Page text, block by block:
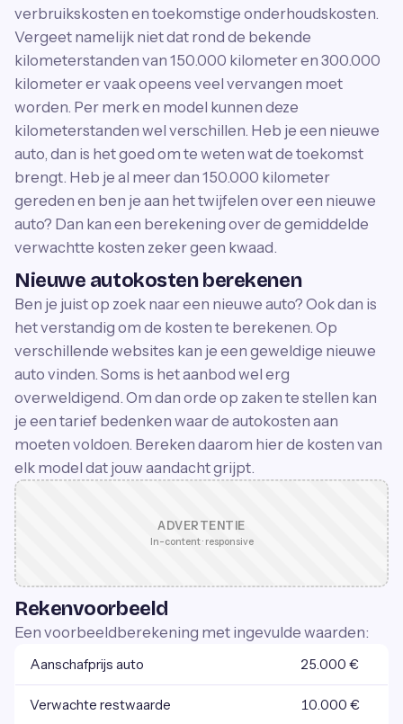
verbruikskosten en toekomstige onderhoudskosten.
Vergeet namelijk niet dat rond de bekende
kilometerstanden van 150.000 kilometer en 300.000
kilometer er vaak opeens veel vervangen moet
worden. Per merk en model kunnen deze
kilometerstanden wel verschillen. Heb je een nieuwe
auto, dan is het goed om te weten wat de toekomst
brengt. Heb je al meer dan 150.000 kilometer
gereden en ben je aan het twijfelen over een nieuwe
auto? Dan kan een berekening over de gemiddelde
verwachtte kosten zeker geen kwaad.
Nieuwe autokosten berekenen
Ben je juist op zoek naar een nieuwe auto? Ook dan is
het verstandig om de kosten te berekenen. Op
verschillende websites kan je een geweldige nieuwe
auto vinden. Soms is het aanbod wel erg
overweldigend. Om dan orde op zaken te stellen kan
je een tarief bedenken waar de autokosten aan
moeten voldoen. Bereken daarom hier de kosten van
elk model dat jouw aandacht grijpt.
ADVERTENTIE
In-content · responsive
Rekenvoorbeeld
Een voorbeeldberekening met ingevulde waarden:
Aanschafprijs auto 25.000 €
Verwachte restwaarde 10.000 €